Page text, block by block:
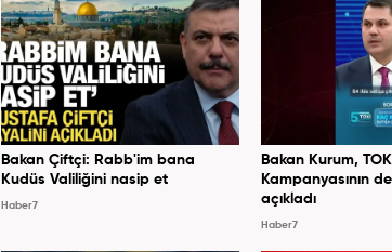
Bakan Çiftçi: Rabb'im bana
Kudüs Valiliğini nasip et
Haber7
Bakan Kurum,
Kampanyasının
açıkladı
Haber7